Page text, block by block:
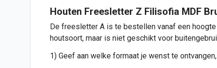
Houten Freesletter Z Filisofia MDF
De freesletter A is te bestellen vanaf een
houtsoort, maar is niet geschikt voor
1) Geef aan welke formaat je wenst te